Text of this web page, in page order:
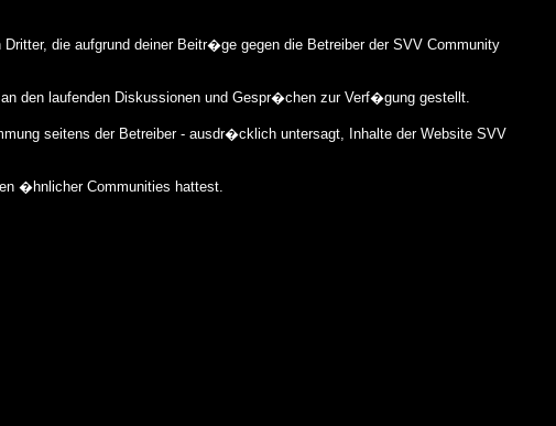
die aufgrund deiner Beitr�ge gegen die Betreiber der SVV Community
den laufenden Diskussionen und Gespr�chen zur Verf�gung gestellt.
seitens der Betreiber - ausdr�cklich untersagt, Inhalte der Website SVV
�hnlicher Communities hattest.